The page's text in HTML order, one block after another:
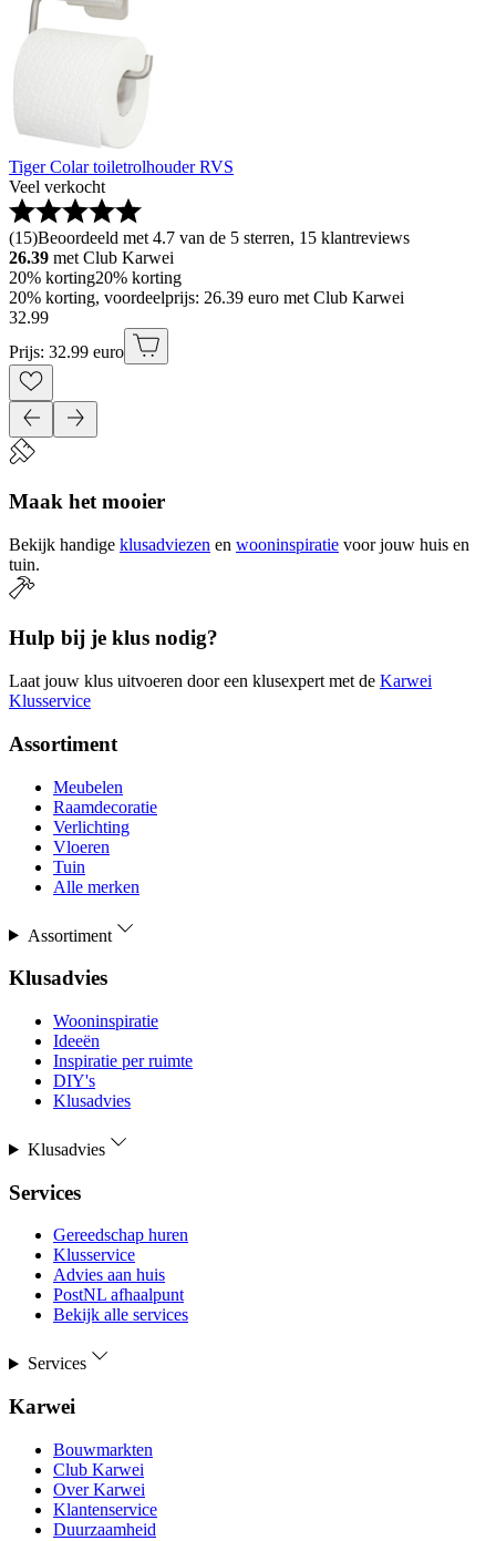
Tiger Colar toiletrolhouder RVS
Veel verkocht
(15)Beoordeeld met 4.7 van de 5 sterren, 15 klantreviews
26.39 met Club Karwei
20% korting20% korting
20% korting, voordeelprijs: 26.39 euro met Club Karwei
32.99
Prijs: 32.99 euro
Maak het mooier
Bekijk handige klusadviezen en wooninspiratie voor jouw huis en
tuin.
Hulp bij je klus nodig?
Laat jouw klus uitvoeren door een klusexpert met de Karwei
Klusservice
Assortiment
Meubelen
Raamdecoratie
Verlichting
Vloeren
Tuin
Alle merken
Assortiment
Klusadvies
Wooninspiratie
Ideeën
Inspiratie per ruimte
DIY's
Klusadvies
Klusadvies
Services
Gereedschap huren
Klusservice
Advies aan huis
PostNL afhaalpunt
Bekijk alle services
Services
Karwei
Bouwmarkten
Club Karwei
Over Karwei
Klantenservice
Duurzaamheid